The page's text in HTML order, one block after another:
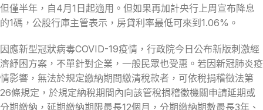
但僅半年，自4月1日起適用。但如果再加計央行上周宣布降息
的1碼，公股行庫主管表示，房貸利率最低可來到1.06%。
因應新型冠狀病毒COVID-19疫情，行政院今日公布新版刺激經
濟紓困方案，不單針對企業，一般民眾也受惠。若因新冠肺炎疫
情影響，無法於規定繳納期間繳清稅款者，可依稅捐稽徵法第
26條規定，於規定納稅期間內向該管稅捐稽徵機關申請延期或
分期繳納，延期繳納期限最長12個月，分期繳納期數最長3年、